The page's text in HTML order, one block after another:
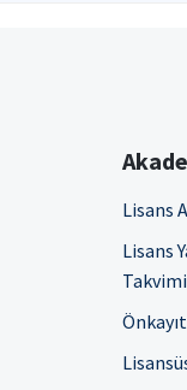
Lisans
Lisans
Takvimi